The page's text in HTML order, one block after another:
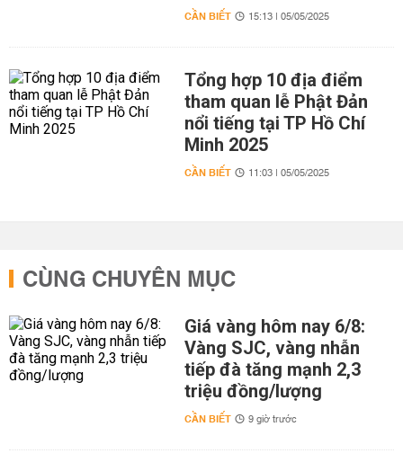
CẦN BIẾT 15:13 | 05/05/2025
Tổng hợp 10 địa điểm
tham quan lễ Phật Đản
nổi tiếng tại TP Hồ Chí
Minh 2025
CẦN BIẾT 11:03 | 05/05/2025
CÙNG CHUYÊN MỤC
Giá vàng hôm nay 6/8:
Vàng SJC, vàng nhẫn
tiếp đà tăng mạnh 2,3
triệu đồng/lượng
CẦN BIẾT 9 giờ trước